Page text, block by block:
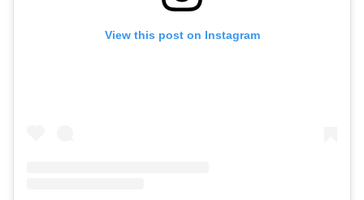
View this post on Instagram